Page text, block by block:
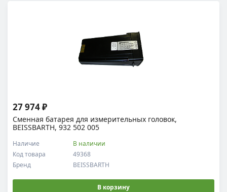
Сменная батарея для измерительных головок,
BEISSBARTH, 932 502 005
Код товара 49368
Наличие В наличии
Бренд BEISSBARTH
27 974 ₽
В корзину